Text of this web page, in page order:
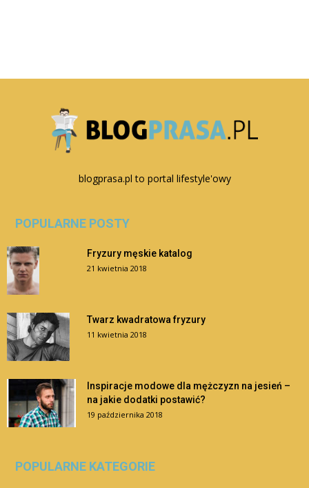
blogprasa.pl to portal lifestyle'owy
POPULARNE POSTY
Fryzury męskie katalog
21 kwietnia 2018
Twarz kwadratowa fryzury
11 kwietnia 2018
Inspiracje modowe dla mężczyzn na jesień –
na jakie dodatki postawić?
19 października 2018
POPULARNE KATEGORIE